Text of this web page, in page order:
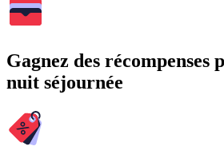
Gagnez des récompenses
nuit séjournée